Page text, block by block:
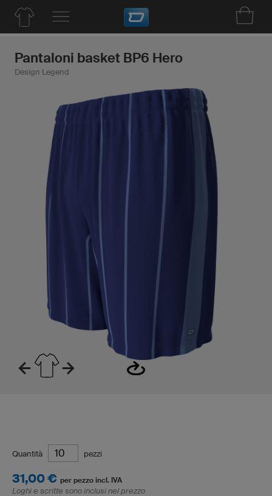
Pantaloni basket BP6 Hero
Design Legend
Quantità pezzi
31,00 € per pezzo incl. IVA
Loghi e scritte sono inclusi nel prezzo